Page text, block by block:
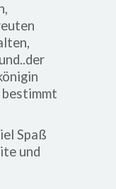
..der
Spaß
und